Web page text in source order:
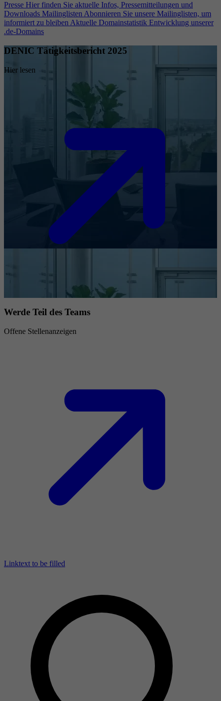
Presse Hier finden Sie aktuelle Infos, Pressemitteilungen und
Downloads Mailinglisten Abonnieren Sie unsere Mailinglisten, um
informiert zu bleiben Aktuelle Domainstatistik Entwicklung unserer
.de-Domains
DENIC Tätigkeitsbericht 2025
Hier lesen
Werde Teil des Teams
Offene Stellenanzeigen
Linktext to be filled